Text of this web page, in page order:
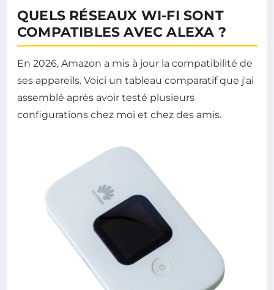
QUELS RÉSEAUX WI-FI SONT
COMPATIBLES AVEC ALEXA ?
En 2026, Amazon a mis à jour la compatibilité de
ses appareils. Voici un tableau comparatif que j'ai
assemblé après avoir testé plusieurs
configurations chez moi et chez des amis.